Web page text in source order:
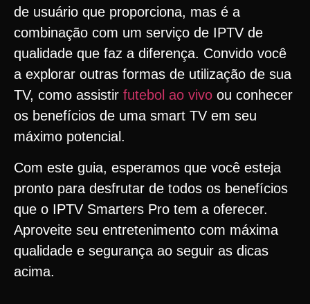
de usuário que proporciona, mas é a
combinação com um serviço de IPTV de
qualidade que faz a diferença. Convido você
a explorar outras formas de utilização de sua
TV, como assistir futebol ao vivo ou conhecer
os benefícios de uma smart TV em seu
máximo potencial.
Com este guia, esperamos que você esteja
pronto para desfrutar de todos os benefícios
que o IPTV Smarters Pro tem a oferecer.
Aproveite seu entretenimento com máxima
qualidade e segurança ao seguir as dicas
acima.